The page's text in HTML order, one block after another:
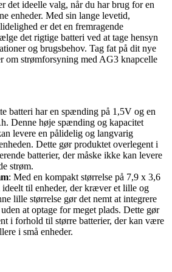
det ideelle valg, når du har brug for en
enheder. Med sin lange levetid,
er det en fremragende
det rigtige batteri ved at tage hensyn
og brugsbehov. Tag fat på dit nye
om strømforsyning med AG3 knapcelle
batteri har en spænding på 1,5V og en
Denne høje spænding og kapacitet
levere en pålidelig og langvarig
Dette gør produktet overlegent i
batterier, der måske ikke kan levere
strøm.
: Med en kompakt størrelse på 7,9 x 3,6
ideelt til enheder, der kræver et lille og
lille størrelse gør det nemt at integrere
at optage for meget plads. Dette gør
i forhold til større batterier, der kan være
i små enheder.